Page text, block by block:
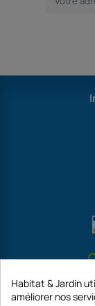
Habitat & Jardin
améliorer nos